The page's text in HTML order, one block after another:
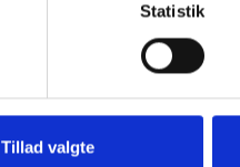
Statistik
Tillad valgte